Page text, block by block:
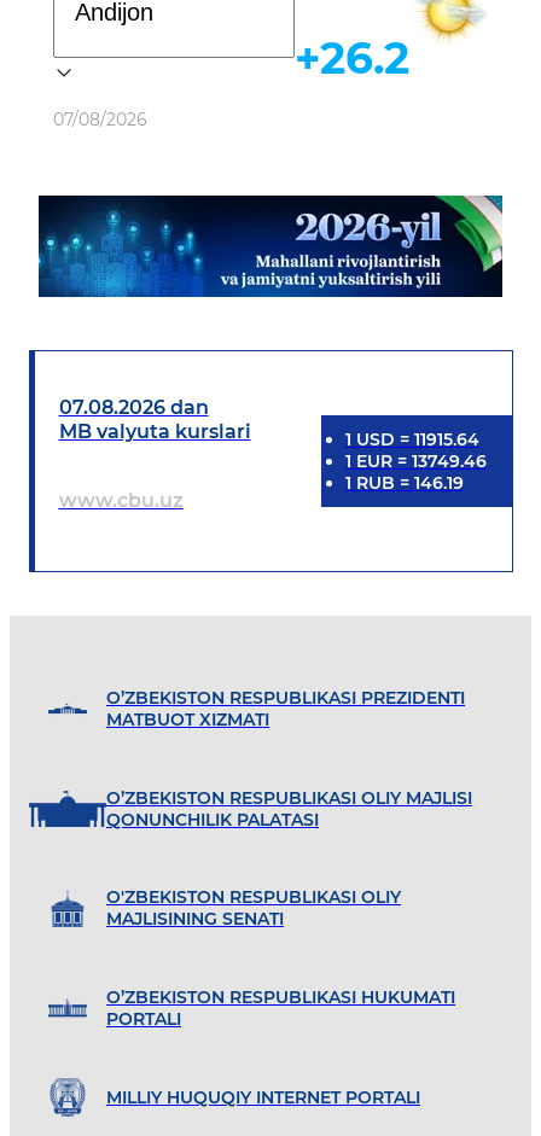
Ob-havo
07/08/2026
+26.2
07.08.2026 dan
MB valyuta kurslari
www.cbu.uz
1 USD = 11915.64
1 EUR= 13749.46
1 RUB = 146.19
O’ZBEKISTON RESPUBLIKASI PREZIDENTI
MATBUOT XIZMATI
O’ZBEKISTON RESPUBLIKASI OLIY MAJLISI
QONUNCHILIK PALATASI
O'ZBEKISTON RESPUBLIKASI OLIY
MAJLISINING SENATI
O’ZBEKISTON RESPUBLIKASI HUKUMATI
PORTALI
MILLIY HUQUQIY INTERNET PORTALI